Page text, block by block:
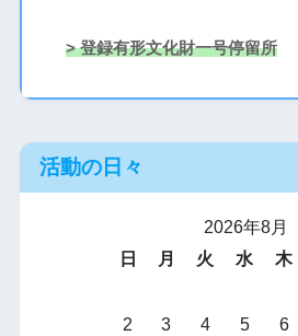
> 登録有形文化財一号停留所
活動の日々
2026年8月
日
月 火 水 木
2
3 4 5 6